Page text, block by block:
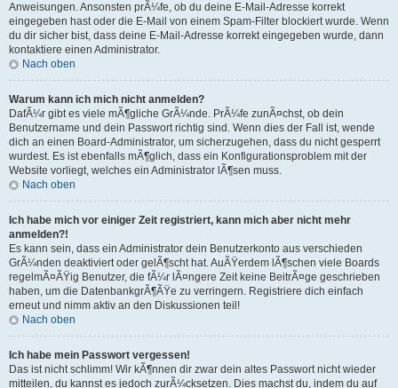
Anweisungen. Ansonsten prÃ¼fe, ob du deine E-Mail-Adresse korrekt
eingegeben hast oder die E-Mail von einem Spam-Filter blockiert wurde. Wenn
du dir sicher bist, dass deine E-Mail-Adresse korrekt eingegeben wurde, dann
kontaktiere einen Administrator.
Nach oben
Warum kann ich mich nicht anmelden?
DafÃ¼r gibt es viele mÃ¶gliche GrÃ¼nde. PrÃ¼fe zunÃ¤chst, ob dein
Benutzername und dein Passwort richtig sind. Wenn dies der Fall ist, wende
dich an einen Board-Administrator, um sicherzugehen, dass du nicht gesperrt
wurdest. Es ist ebenfalls mÃ¶glich, dass ein Konfigurationsproblem mit der
Website vorliegt, welches ein Administrator lÃ¶sen muss.
Nach oben
Ich habe mich vor einiger Zeit registriert, kann mich aber nicht mehr
anmelden?!
Es kann sein, dass ein Administrator dein Benutzerkonto aus verschieden
GrÃ¼nden deaktiviert oder gelÃ¶scht hat. AuÃŸerdem lÃ¶schen viele Boards
regelmÃ¤ÃŸig Benutzer, die fÃ¼r lÃ¤ngere Zeit keine BeitrÃ¤ge geschrieben
haben, um die DatenbankgrÃ¶ÃŸe zu verringern. Registriere dich einfach
erneut und nimm aktiv an den Diskussionen teil!
Nach oben
Ich habe mein Passwort vergessen!
Das ist nicht schlimm! Wir kÃ¶nnen dir zwar dein altes Passwort nicht wieder
mitteilen, du kannst es jedoch zurÃ¼cksetzen. Dies machst du, indem du auf